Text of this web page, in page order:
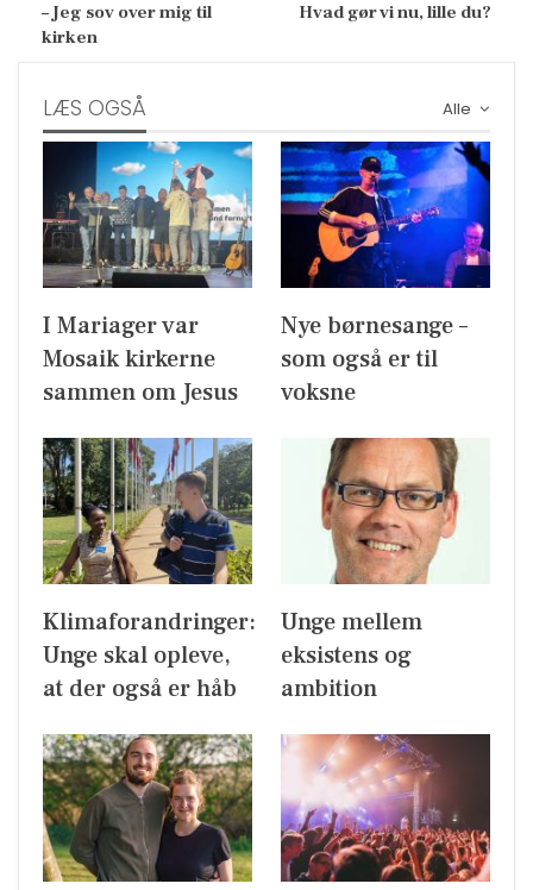
– Jeg sov over mig til
kirken
Hvad gør vi nu, lille du?
Alle
LÆS OGSÅ
I Mariager var
Mosaik kirkerne
sammen om Jesus
Nye børnesange –
som også er til
voksne
Klimaforandringer:
Unge skal opleve,
at der også er håb
Unge mellem
eksistens og
ambition